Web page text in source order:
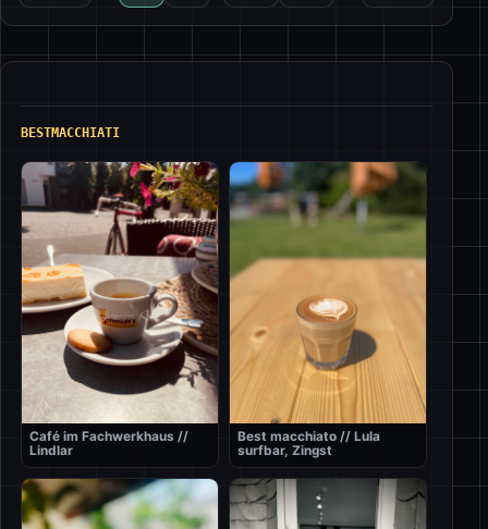
BESTMACCHIATI
Café im Fachwerkhaus //
Lindlar
Best macchiato // Lula
surfbar, Zingst